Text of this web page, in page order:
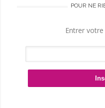
POUR NE
Entrer